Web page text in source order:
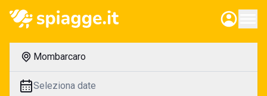
Mombarcaro
Seleziona date